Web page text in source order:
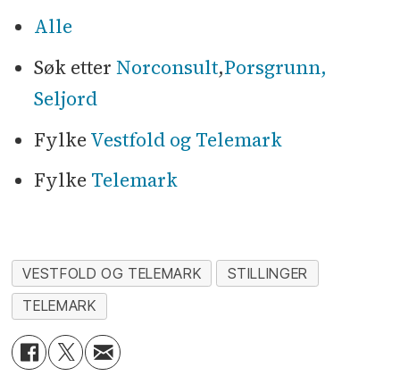
Alle
Søk etter Norconsult,Porsgrunn,
Seljord
Fylke Vestfold og Telemark
Fylke Telemark
VESTFOLD OG TELEMARK
STILLINGER
TELEMARK